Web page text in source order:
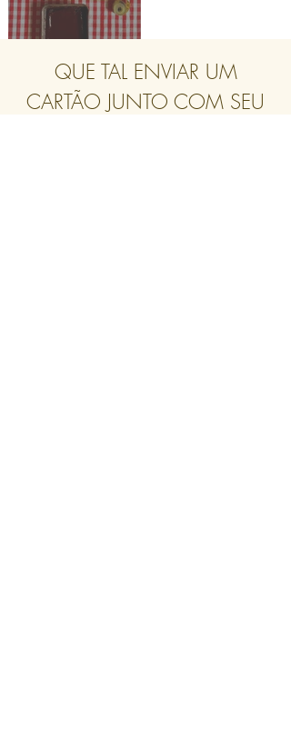
QUE TAL ENVIAR UM
CARTÃO JUNTO COM SEU